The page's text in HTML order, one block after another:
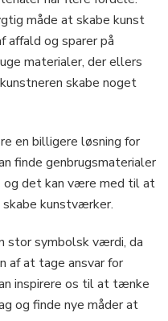
måde at skabe kunst
affald og sparer på
materialer, der ellers
skabe noget
en billigere løsning for
finde genbrugsmaterialer
det kan være med til at
kunstværker.
stor symbolsk værdi, da
af at tage ansvar for
inspirere os til at tænke
og finde nye måder at